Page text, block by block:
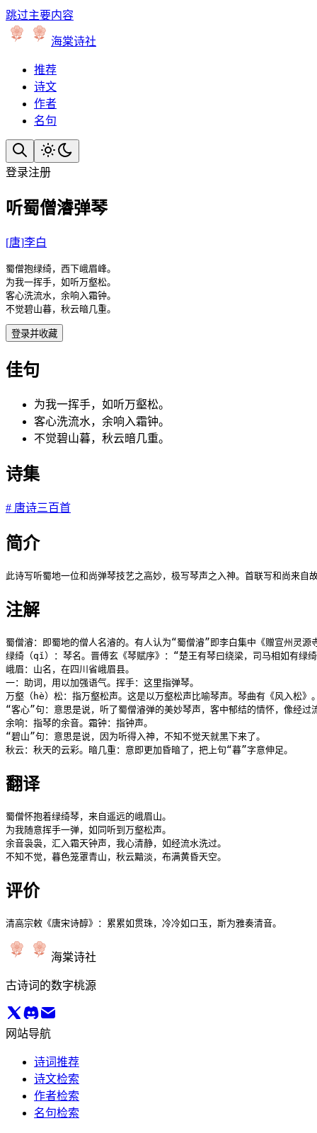
跳过主要内容
海棠诗社
推荐
诗文
作者
名句
登录注册
听蜀僧濬弹琴
[唐]李白
蜀僧抱绿绮，西下峨眉峰。
为我一挥手，如听万壑松。
客心洗流水，余响入霜钟。
不觉碧山暮，秋云暗几重。
登录并收藏
佳句
为我一挥手，如听万壑松。
客心洗流水，余响入霜钟。
不觉碧山暮，秋云暗几重。
诗集
# 唐诗三百首
简介
此诗写听蜀地一位和尚弹琴技艺之高妙，极写琴声之入神。首联写和尚来
注解
蜀僧濬：即蜀地的僧人名濬的。有人认为“蜀僧濬”即李白集中《赠宣州灵源
绿绮（qǐ）：琴名。晋傅玄《琴赋序》：“楚王有琴曰绕梁，司马相如有绿
峨眉：山名，在四川省峨眉县。
一：助词，用以加强语气。挥手：这里指弹琴。
万壑（hè）松：指万壑松声。这是以万壑松声比喻琴声。琴曲有《风入松
“客心”句：意思是说，听了蜀僧濬弹的美妙琴声，客中郁结的情怀，像经
余响：指琴的余音。霜钟：指钟声。
“碧山”句：意思是说，因为听得入神，不知不觉天就黑下来了。
秋云：秋天的云彩。暗几重：意即更加昏暗了，把上句“暮”字意伸足。
翻译
蜀僧怀抱着绿绮琴，来自遥远的峨眉山。
为我随意挥手一弹，如同听到万壑松声。
余音袅袅，汇入霜天钟声，我心清静，如经流水洗过。
不知不觉，暮色笼罩青山，秋云黯淡，布满黄昏天空。
评价
清高宗敕《唐宋诗醇》：累累如贯珠，冷冷如口玉，斯为雅奏清音。
海棠诗社
古诗词的数字桃源
网站导航
诗词推荐
诗文检索
作者检索
名句检索